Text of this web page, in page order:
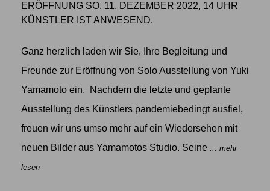
ERÖFFNUNG SO. 11. DEZEMBER 2022, 14 UHR
KÜNSTLER IST ANWESEND.
Ganz herzlich laden wir Sie, Ihre Begleitung und
Freunde zur Eröffnung von Solo Ausstellung von Yuki
Yamamoto ein. Nachdem die letzte und geplante
Ausstellung des Künstlers pandemiebedingt ausfiel,
freuen wir uns umso mehr auf ein Wiedersehen mit
neuen Bilder aus Yamamotos Studio. Seine
... mehr
lesen